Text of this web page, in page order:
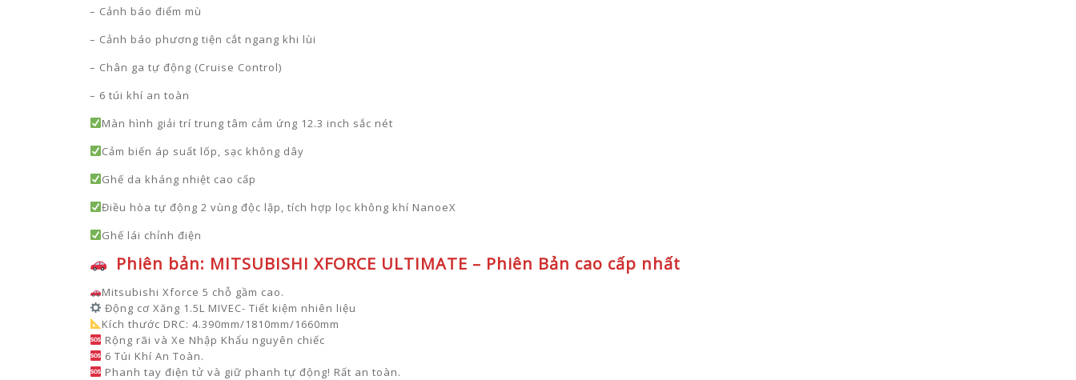
– Cảnh báo điểm mù
– Cảnh báo phương tiện cắt ngang khi lùi
– Chân ga tự động (Cruise Control)
– 6 túi khí an toàn
Màn hình giải trí trung tâm cảm ứng 12.3 inch sắc nét
Cảm biến áp suất lốp, sạc không dây
Ghế da kháng nhiệt cao cấp
Điều hòa tự động 2 vùng độc lập, tích hợp lọc không khí NanoeX
Ghế lái chỉnh điện
Phiên bản: MITSUBISHI XFORCE ULTIMATE – Phiên Bản cao cấp nhất
Mitsubishi Xforce 5 chỗ gầm cao.
Động cơ Xăng 1.5L MIVEC- Tiết kiệm nhiên liệu
Kích thước DRC: 4.390mm/1810mm/1660mm
Rộng rãi và Xe Nhập Khẩu nguyên chiếc
6 Túi Khí An Toàn.
Phanh tay điện tử và giữ phanh tự động! Rất an toàn.